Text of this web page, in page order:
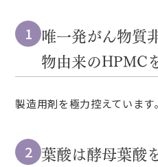
1 唯一発がん物質
物由来のHPMC
製造用剤を極力控えています。
2 葉酸は酵母葉酸